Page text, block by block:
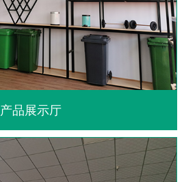
产品展示厅